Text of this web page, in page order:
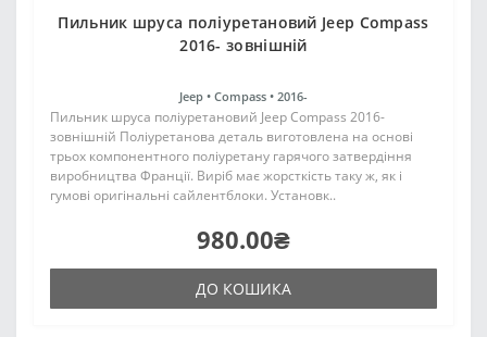
Пильник шруса поліуретановий Jeep Compass
2016- зовнішній
Jeep • Compass • 2016-
Пильник шруса поліуретановий Jeep Compass 2016-
зовнішній Поліуретанова деталь виготовлена на основі
трьох компонентного поліуретану гарячого затвердіння
виробництва Франції. Виріб має жорсткість таку ж, як і
гумові оригінальні сайлентблоки. Установк..
980.00₴
ДО КОШИКА